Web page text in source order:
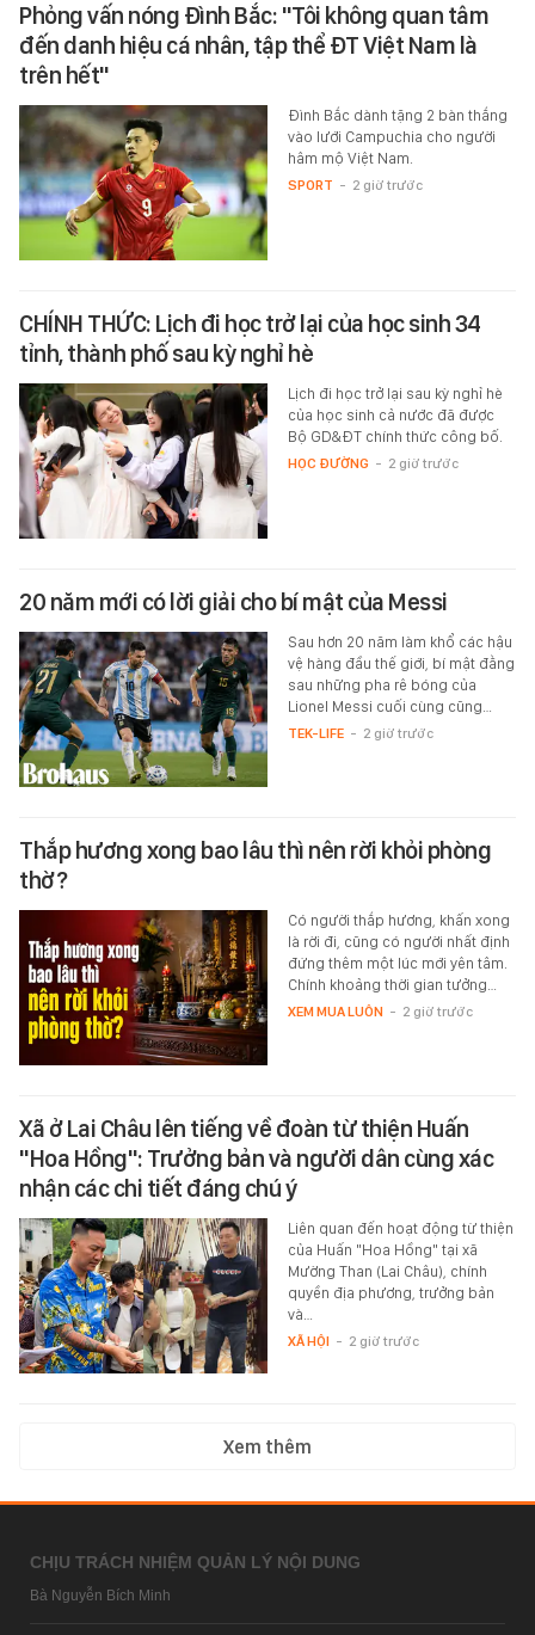
Phỏng vấn nóng Đình Bắc: "Tôi không quan tâm
đến danh hiệu cá nhân, tập thể ĐT Việt Nam là
trên hết"
Đình Bắc dành tặng 2 bàn thắng
vào lưới Campuchia cho người
hâm mộ Việt Nam.
SPORT - 2 giờ trước
CHÍNH THỨC: Lịch đi học trở lại của học sinh 34
tỉnh, thành phố sau kỳ nghỉ hè
Lịch đi học trở lại sau kỳ nghỉ hè
của học sinh cả nước đã được
Bộ GD&ĐT chính thức công bố.
HỌC ĐƯỜNG - 2 giờ trước
20 năm mới có lời giải cho bí mật của Messi
Sau hơn 20 năm làm khổ các hậu
vệ hàng đầu thế giới, bí mật đằng
sau những pha rê bóng của
Lionel Messi cuối cùng cũng…
TEK-LIFE - 2 giờ trước
Thắp hương xong bao lâu thì nên rời khỏi phòng
thờ?
Có người thắp hương, khấn xong
là rời đi, cũng có người nhất định
đứng thêm một lúc mới yên tâm.
Chính khoảng thời gian tưởng…
XEM MUA LUÔN - 2 giờ trước
Xã ở Lai Châu lên tiếng về đoàn từ thiện Huấn
"Hoa Hồng": Trưởng bản và người dân cùng xác
nhận các chi tiết đáng chú ý
Liên quan đến hoạt động từ thiện
của Huấn "Hoa Hồng" tại xã
Mường Than (Lai Châu), chính
quyền địa phương, trưởng bản
và…
XÃ HỘI - 2 giờ trước
Xem thêm
CHỊU TRÁCH NHIỆM QUẢN LÝ NỘI DUNG
Bà Nguyễn Bích Minh